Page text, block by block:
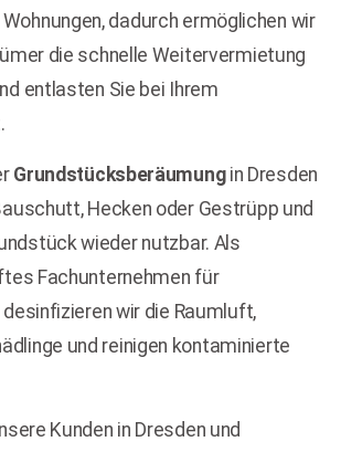
dadurch ermöglichen wir
die schnelle Weitervermietung
entlasten Sie bei Ihrem
Grundstücksberäumungin Dresden
Hecken oder Gestrüpp und
wieder nutzbar. Als
Fachunternehmen für
wir die Raumluft,
und reinigen kontaminierte
Kunden in Dresden und